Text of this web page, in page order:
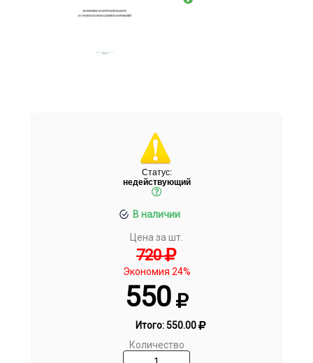
Статус:
недействующий
В наличии
Цена за шт.
720
Экономия 24%
550
Итого:550.00
Количество